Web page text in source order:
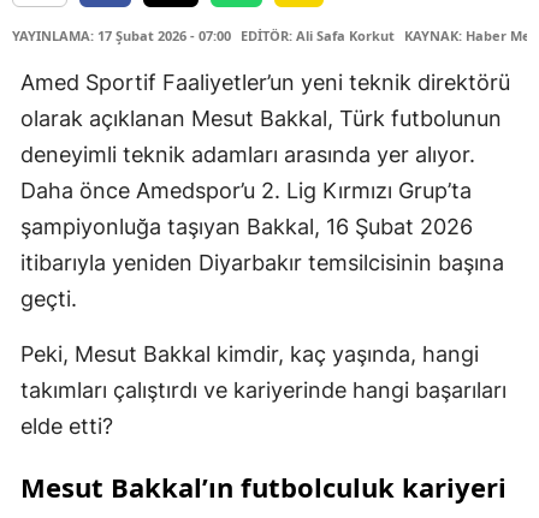
YAYINLAMA: 17 Şubat 2026 - 07:00 EDİTÖR: Ali Safa Korkut KAYNAK: Haber
Amed Sportif Faaliyetler’un yeni teknik direktörü
olarak açıklanan Mesut Bakkal, Türk futbolunun
deneyimli teknik adamları arasında yer alıyor.
Daha önce Amedspor’u 2. Lig Kırmızı Grup’ta
şampiyonluğa taşıyan Bakkal, 16 Şubat 2026
itibarıyla yeniden Diyarbakır temsilcisinin başına
geçti.
Peki, Mesut Bakkal kimdir, kaç yaşında, hangi
takımları çalıştırdı ve kariyerinde hangi başarıları
elde etti?
Mesut Bakkal’ın futbolculuk kariyeri